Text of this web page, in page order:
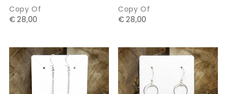
Copy Of
€ 28,00
Copy Of
€ 28,00